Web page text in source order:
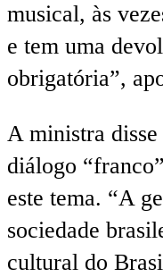
musical, às
e tem uma
obrigatória”,
A ministra
diálogo
este tema. “A
sociedade
cultural do